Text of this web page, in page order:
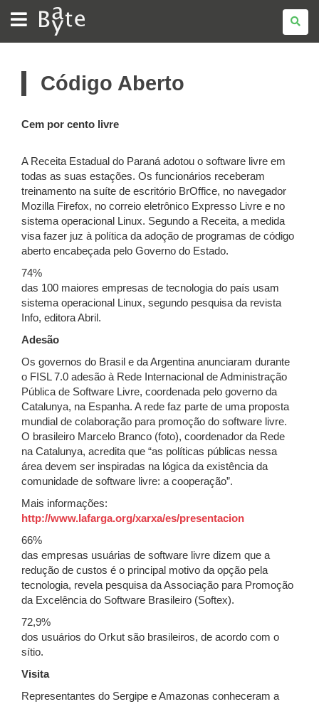
BATE
BYTE
Código Aberto
Cem por cento livre
A Receita Estadual do Paraná adotou o software livre em
todas as suas estações. Os funcionários receberam
treinamento na suíte de escritório BrOffice, no navegador
Mozilla Firefox, no correio eletrônico Expresso Livre e no
sistema operacional Linux. Segundo a Receita, a medida
visa fazer juz à política da adoção de programas de código
aberto encabeçada pelo Governo do Estado.
74%
das 100 maiores empresas de tecnologia do país usam
sistema operacional Linux, segundo pesquisa da revista
Info, editora Abril.
Adesão
Os governos do Brasil e da Argentina anunciaram durante
o FISL 7.0 adesão à Rede Internacional de Administração
Pública de Software Livre, coordenada pelo governo da
Catalunya, na Espanha. A rede faz parte de uma proposta
mundial de colaboração para promoção do software livre.
O brasileiro Marcelo Branco (foto), coordenador da Rede
na Catalunya, acredita que “as políticas públicas nessa
área devem ser inspiradas na lógica da existência da
comunidade de software livre: a cooperação”.
Mais informações:
http://www.lafarga.org/xarxa/es/presentacion
66%
das empresas usuárias de software livre dizem que a
redução de custos é o principal motivo da opção pela
tecnologia, revela pesquisa da Associação para Promoção
da Excelência do Software Brasileiro (Softex).
72,9%
dos usuários do Orkut são brasileiros, de acordo com o
sítio.
Visita
Representantes do Sergipe e Amazonas conheceram a